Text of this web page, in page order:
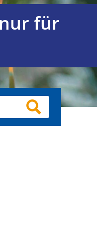
für